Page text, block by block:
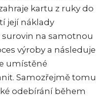
kartu z ruky do
její náklady
na samotnou
výroby a následuje
umístěné
Samozřejmě tomu
odebírání během